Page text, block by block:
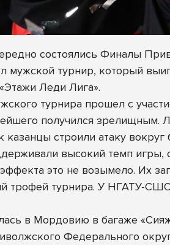
состоялись Финалы
мужской турнир, который
Леди Лига».
турнира прошел с
получился зрелищным.
строили атаку
высокий темп игры,
это не возымело. Их
трофей турнира. У НГАТУ-
в Мордовию в багаже
Федерального